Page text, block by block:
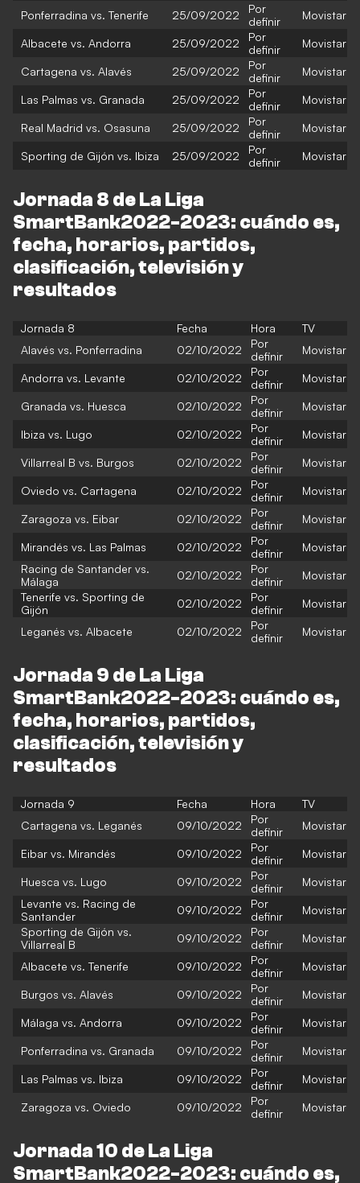
Ponferradina vs. Tenerife 25/09/2022
Por
definir
Movistar
Albacete vs. Andorra 25/09/2022
Por
definir
Movistar
Cartagena vs. Alavés 25/09/2022
Por
definir
Movistar
Las Palmas vs. Granada 25/09/2022
Por
definir
Movistar
Real Madrid vs. Osasuna 25/09/2022
Por
definir
Movistar
Sporting de Gijón vs. Ibiza 25/09/2022
Por
definir
Movistar
Jornada 8 de La Liga
SmartBank2022-2023: cuándo es,
fecha, horarios, partidos,
clasificación, televisión y
resultados
Jornada 8 Fecha Hora
TV
Alavés vs. Ponferradina
02/10/2022
Por
definir
Movistar
Andorra vs. Levante 02/10/2022
Por
definir
Movistar
Granada vs. Huesca 02/10/2022
Por
definir
Movistar
Ibiza vs. Lugo 02/10/2022
Por
definir
Movistar
Villarreal B vs. Burgos 02/10/2022
Por
definir
Movistar
Oviedo vs. Cartagena 02/10/2022
Por
definir
Movistar
Zaragoza vs. Eibar 02/10/2022
Por
definir
Movistar
Mirandés vs. Las Palmas 02/10/2022
Por
definir
Movistar
Racing de Santander vs.
Málaga
02/10/2022
Por
definir
Movistar
Tenerife vs. Sporting de
Gijón
02/10/2022
Por
definir
Movistar
Leganés vs. Albacete 02/10/2022
Por
definir
Movistar
Jornada 9 de La Liga
SmartBank2022-2023: cuándo es,
fecha, horarios, partidos,
clasificación, televisión y
resultados
Jornada 9 Fecha Hora
TV
Cartagena vs. Leganés
09/10/2022
Por
definir
Movistar
Eibar vs. Mirandés 09/10/2022
Por
definir
Movistar
Huesca vs. Lugo 09/10/2022
Por
definir
Movistar
Levante vs. Racing de
Santander
09/10/2022
Por
definir
Movistar
Sporting de Gijón vs.
Villarreal B
09/10/2022
Por
definir
Movistar
Albacete vs. Tenerife 09/10/2022
Por
definir
Movistar
Burgos vs. Alavés 09/10/2022
Por
definir
Movistar
Málaga vs. Andorra 09/10/2022
Por
definir
Movistar
Ponferradina vs. Granada 09/10/2022
Por
definir
Movistar
Las Palmas vs. Ibiza 09/10/2022
Por
definir
Movistar
Zaragoza vs. Oviedo 09/10/2022
Por
definir
Movistar
Jornada 10 de La Liga
SmartBank2022-2023: cuándo es,